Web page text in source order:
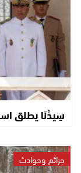
سِيدْنَا يطلق
جرائم وحوادث